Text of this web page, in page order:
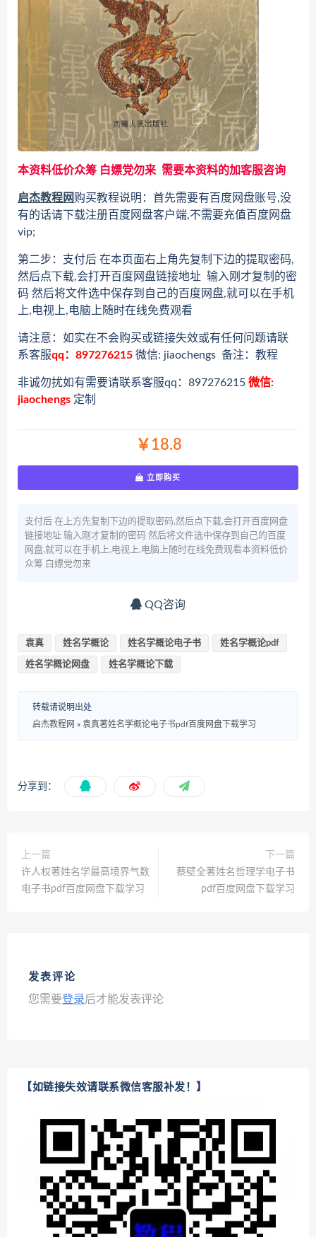
本资料低价众筹 白嫖党勿来 需要本资料的加客服咨询
启杰教程网购买教程说明：首先需要有百度网盘账号,没
有的话请下载注册百度网盘客户端,不需要充值百度网盘
vip;
第二步：支付后 在本页面右上角先复制下边的提取密码,
然后点下载,会打开百度网盘链接地址 输入刚才复制的密
码 然后将文件选中保存到自己的百度网盘,就可以在手机
上,电视上,电脑上随时在线免费观看
请注意：如实在不会购买或链接失效或有任何问题请联
系客服qq：897276215 微信: jiaochengs 备注：教程
非诚勿扰如有需要请联系客服qq：897276215 微信:
jiaochengs 定制
￥18.8
立即购买
支付后 在上方先复制下边的提取密码,然后点下载,会打开百度网盘
链接地址 输入刚才复制的密码 然后将文件选中保存到自己的百度
网盘,就可以在手机上,电视上,电脑上随时在线免费观看本资料低价
众筹 白嫖党勿来
QQ咨询
袁真 姓名学概论 姓名学概论电子书 姓名学概论pdf
姓名学概论网盘 姓名学概论下载
转载请说明出处
启杰教程网 » 袁真著姓名学概论电子书pdf百度网盘下载学习
分享到：
上一篇
许人权著姓名学最高境界气数
电子书pdf百度网盘下载学习
下一篇
蔡壁全著姓名哲理学电子书
pdf百度网盘下载学习
发表评论
您需要登录后才能发表评论
【如链接失效请联系微信客服补发！】